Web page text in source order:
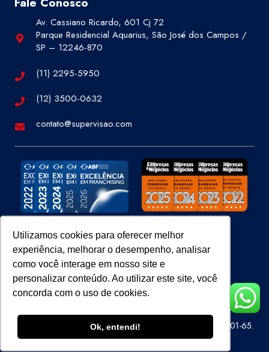
Utilizamos cookies para oferecer melhor
experiência, melhorar o desempenho, analisar
como você interage em nosso site e
personalizar conteúdo. Ao utilizar este site, você
concorda com o uso de cookies.
Ok, entendi!
Av. Cassiano Ricardo, 601 Cj 72
Parque Residencial Aquarius, São José dos Campos /
SP – 12246-870
(11) 2295-5950
(12) 3500-0632
contato@supervisao.com
Site 100% Seguro
Super Visão Perícias e Vistorias Ltda – CNPJ 07.686.414/0001-65.